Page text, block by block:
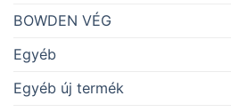
BOWDEN VÉG
Egyéb
Egyéb új termék